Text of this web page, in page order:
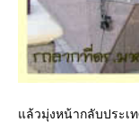
ล้วมุ่งหน้ากลับประเ